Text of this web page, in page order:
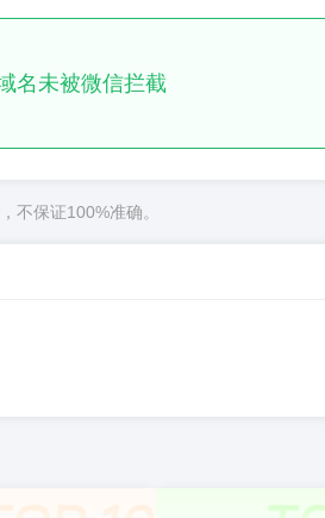
名未被微信拦截
不保证100%准确。